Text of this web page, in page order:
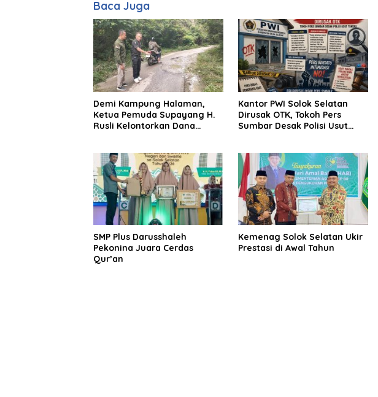
Baca Juga
Demi Kampung Halaman,
Ketua Pemuda Supayang H.
Rusli Kelontorkan Dana
Kantor PWI Solok Selatan
Dirusak OTK, Tokoh Pers
Sumbar Desak Polisi Usut
SMP Plus Darusshaleh
Pekonina Juara Cerdas
Qur’an
Kemenag Solok Selatan Ukir
Prestasi di Awal Tahun